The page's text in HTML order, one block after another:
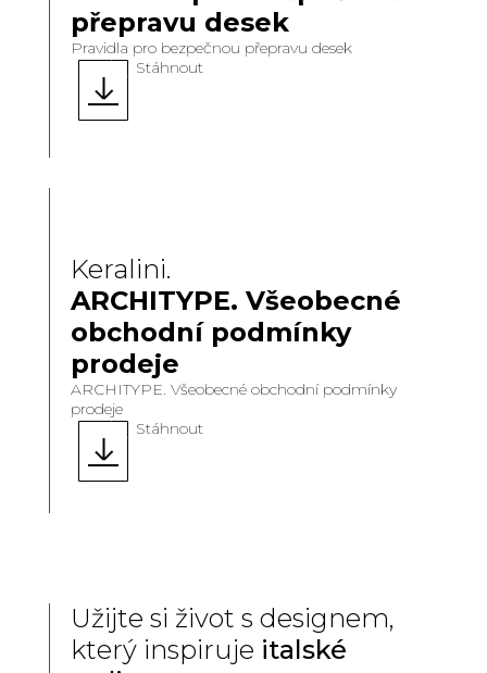
přepravu desek
Pravidla pro bezpečnou přepravu desek
Stáhnout
Keralini.
ARCHITYPE. Všeobecné
obchodní podmínky
prodeje
ARCHITYPE. Všeobecné obchodní podmínky
prodeje
Stáhnout
Užijte si život s designem,
který inspiruje italské